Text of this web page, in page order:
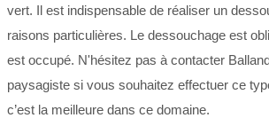
vert. Il est indispensable de réaliser un
raisons particulières. Le dessouchage est
est occupé. N'hésitez pas à contacter
paysagiste si vous souhaitez effectuer ce
c’est la meilleure dans ce domaine.